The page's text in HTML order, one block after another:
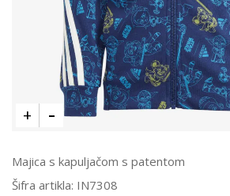
Majica s kapuljačom s patentom
Šifra artikla: IN7308